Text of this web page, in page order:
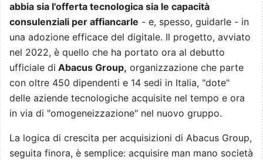
abbia sia l'offerta tecnologica sia le capacità
consulenziali per affiancarle - e, spesso, guidarle - in
una adozione efficace del digitale. Il progetto, avviato
nel 2022, è quello che ha portato ora al debutto
ufficiale di Abacus Group, organizzazione che parte
con oltre 450 dipendenti e 14 sedi in Italia, "dote"
delle aziende tecnologiche acquisite nel tempo e ora
in via di "omogeneizzazione" nel nuovo gruppo.
La logica di crescita per acquisizioni di Abacus Group,
seguita finora, è semplice: acquisire man mano società